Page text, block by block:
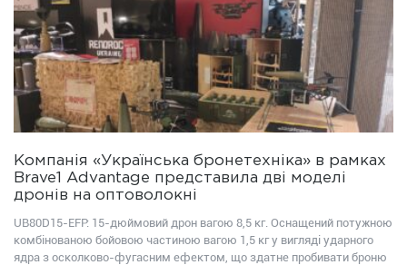
Компанія «Українська бронетехніка» в рамках
Brave1 Advantage представила дві моделі
дронів на оптоволокні
UB80D15-EFP: 15-дюймовий дрон вагою 8,5 кг. Оснащений потужною
комбінованою бойовою частиною вагою 1,5 кг у вигляді ударного
ядра з осколково-фугасним ефектом, що здатне пробивати броню